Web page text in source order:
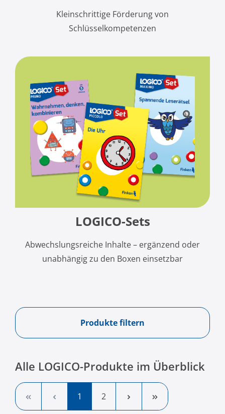
Kleinschrittige Förderung von
Schlüsselkompetenzen
LOGICO-Sets
Abwechslungsreiche Inhalte – ergänzend oder
unabhängig zu den Boxen einsetzbar
Produkte filtern
Alle LOGICO-Produkte im Überblick
Seite
1 Seite
2